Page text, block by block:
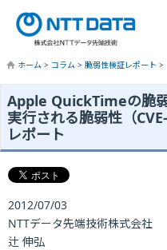
ホーム > コラム > 脆弱性検証レポート >
Apple QuickTimeの脆
実行される脆弱性（
レポート
2012/07/03
NTTデータ先端技術株式会社
辻 伸弘